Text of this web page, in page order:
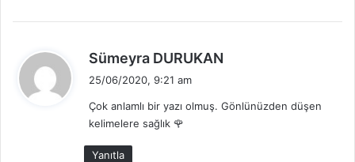
Sümeyra DURUKAN
i
25/06/2020, 9:21 am
Çok anlamlı bir yazı olmuş. Gönlünüzden düşen
kelimelere sağlık 🌹
Yanıtla